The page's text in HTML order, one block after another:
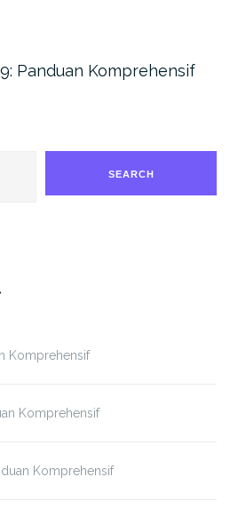
Panduan Komprehensif
SEARCH
Komprehensif
Komprehensif
Komprehensif